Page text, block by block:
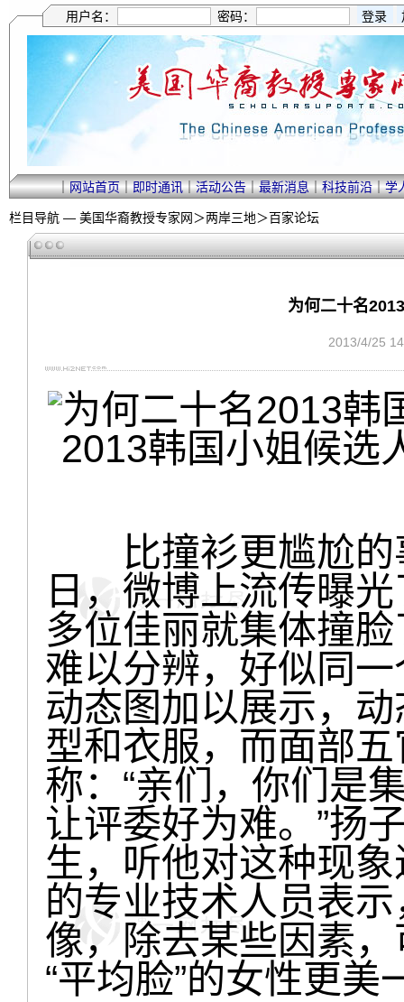
用户名： 密码：
｜网站首页｜即时通讯｜活动公告｜最新消息｜科技前沿｜学
栏目导航 — 美国华裔教授专家网＞两岸三地＞百家论坛
为何二十名
2013/4/25
2013韩国小姐候选
比撞衫更尴尬的
日，微博上流传曝
多位佳丽就集体撞
难以分辨，好似同
动态图加以展示，
型和衣服，而面部
称：“亲们，你们是
让评委好为难。”扬
生，听他对这种现
的专业技术人员表
像，除去某些因素
“平均脸”的女性更美